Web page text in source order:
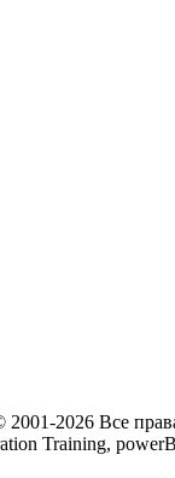
2001-2026 Все
Training,